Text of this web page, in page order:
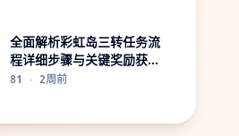
全面解析彩虹岛三转任务流
程详细步骤与关键奖励获取
及实战经验分享
81 · 2周前